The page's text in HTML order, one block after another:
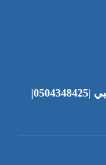
شركة تنظيف خزانات في ابوظبي |0504348425|